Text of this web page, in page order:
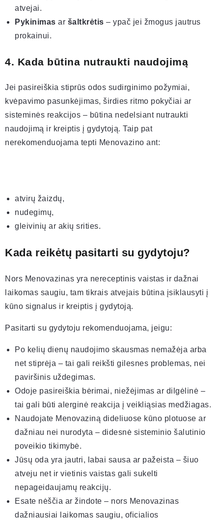
atvejai.
Pykinimas ar šaltkrėtis – ypač jei žmogus jautrus
prokainui.
4. Kada būtina nutraukti naudojimą
Jei pasireiškia stiprūs odos sudirginimo požymiai,
kvėpavimo pasunkėjimas, širdies ritmo pokyčiai ar
sisteminės reakcijos – būtina nedelsiant nutraukti
naudojimą ir kreiptis į gydytoją. Taip pat
nerekomenduojama tepti Menovazino ant:
atvirų žaizdų,
nudegimų,
gleivinių ar akių srities.
Kada reikėtų pasitarti su gydytoju?
Nors Menovazinas yra nereceptinis vaistas ir dažnai
laikomas saugiu, tam tikrais atvejais būtina įsiklausyti į
kūno signalus ir kreiptis į gydytoją.
Pasitarti su gydytoju rekomenduojama, jeigu:
Po kelių dienų naudojimo skausmas nemažėja arba
net stiprėja – tai gali reikšti gilesnes problemas, nei
paviršinis uždegimas.
Odoje pasireiškia bėrimai, niežėjimas ar dilgėlinė –
tai gali būti alerginė reakcija į veikliąsias medžiagas.
Naudojate Menovaziną dideliuose kūno plotuose ar
dažniau nei nurodyta – didesnė sisteminio šalutinio
poveikio tikimybė.
Jūsų oda yra jautri, labai sausa ar pažeista – šiuo
atveju net ir vietinis vaistas gali sukelti
nepageidaujamų reakcijų.
Esate nėščia ar žindote – nors Menovazinas
dažniausiai laikomas saugiu, oficialios